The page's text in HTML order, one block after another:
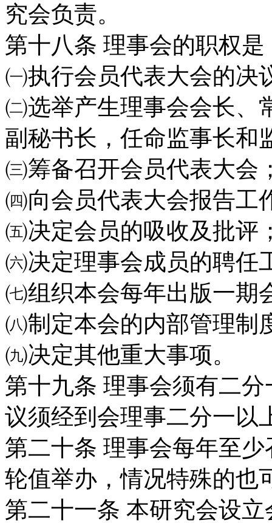
究会负责。
第十八条 理事会的职权是
㈠执行会员代表大会的决
㈡选举产生理事会会长、
副秘书长，任命监事长和
㈢筹备召开会员代表大会
㈣向会员代表大会报告工
㈤决定会员的吸收及批评
㈥决定理事会成员的聘任
㈦组织本会每年出版一期
㈧制定本会的内部管理制
㈨决定其他重大事项。
第十九条 理事会须有二
议须经到会理事二分一以
第二十条 理事会每年至
轮值举办，情况特殊的也
第二十一条 本研究会设